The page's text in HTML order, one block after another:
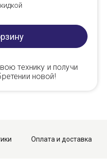
технику и получи
новой!
Оплата и доставка